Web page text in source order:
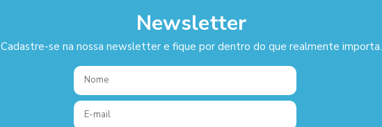
Newsletter
Cadastre-se na nossa newsletter e fique por dentro do que realmente importa.